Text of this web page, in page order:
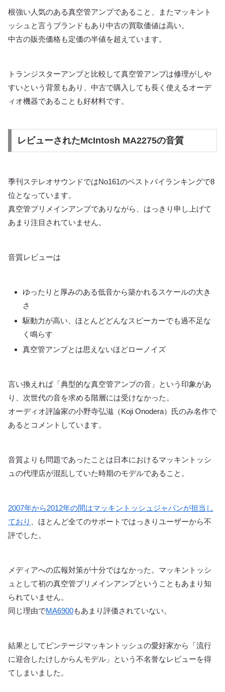
根強い人気のある真空管アンプであること、またマッキント
ッシュと言うブランドもあり中古の買取価値は高い。
中古の販売価格も定価の半値を超えています。
トランジスターアンプと比較して真空管アンプは修理がしや
すいという背景もあり、中古で購入しても長く使えるオーデ
ィオ機器であることも好材料です。
レビューされたMcIntosh MA2275の音質
季刊ステレオサウンドではNo161のベストバイランキングで8
位となっています。
真空管プリメインアンプでありながら、はっきり申し上げて
あまり注目されていません。
音質レビューは
ゆったりと厚みのある低音から築かれるスケールの大き
さ
駆動力が高い、ほとんどどんなスピーカーでも過不足な
く鳴らす
真空管アンプとは思えないほどローノイズ
言い換えれば「典型的な真空管アンプの音」という印象があ
り、次世代の音を求める階層には受けなかった。
オーディオ評論家の小野寺弘滋（Koji Onodera）氏のみ名作で
あるとコメントしています。
音質よりも問題であったことは日本におけるマッキントッシ
ュの代理店が混乱していた時期のモデルであること。
2007年から2012年の間はマッキントッシュジャパンが担当し
ており
、ほとんど全てのサポートではっきりユーザーから不
評でした。
メディアへの広報対策が十分ではなかった。マッキントッシ
ュとして初の真空管プリメインアンプということもあまり知
られていません。
同じ理由でMA6900もあまり評価されていない。
結果としてビンテージマッキントッシュの愛好家から「流行
に迎合したけしからんモデル」という不名誉なレビューを得
てしまいました。